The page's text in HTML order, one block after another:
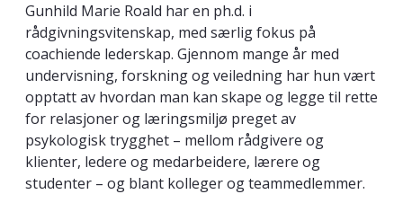
Gunhild Marie Roald har en ph.d. i
rådgivningsvitenskap, med særlig fokus på
coachiende lederskap. Gjennom mange år med
undervisning, forskning og veiledning har hun vært
opptatt av hvordan man kan skape og legge til rette
for relasjoner og læringsmiljø preget av
psykologisk trygghet – mellom rådgivere og
klienter, ledere og medarbeidere, lærere og
studenter – og blant kolleger og teammedlemmer.